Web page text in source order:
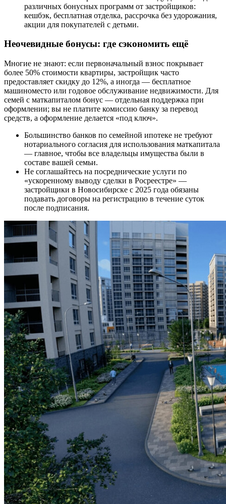
различных бонусных программ от застройщиков:
кешбэк, бесплатная отделка, рассрочка без удорожания,
акции для покупателей с детьми.
Неочевидные бонусы: где сэкономить ещё
Многие не знают: если первоначальный взнос покрывает
более 50% стоимости квартиры, застройщик часто
предоставляет скидку до 12%, а иногда — бесплатное
машиноместо или годовое обслуживание недвижимости. Для
семей с маткапиталом бонус — отдельная поддержка при
оформлении; вы не платите комиссию банку за перевод
средств, а оформление делается «под ключ».
Большинство банков по семейной ипотеке не требуют
нотариального согласия для использования маткапитала
— главное, чтобы все владельцы имущества были в
составе вашей семьи.
Не соглашайтесь на посреднические услуги по
«ускоренному выводу сделки в Росреестре» —
застройщики в Новосибирске с 2025 года обязаны
подавать договоры на регистрацию в течение суток
после подписания.